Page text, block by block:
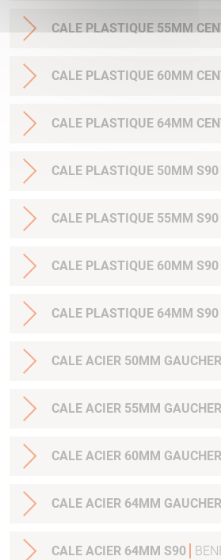
CALE PLASTIQUE 55MM
CALE PLASTIQUE 60MM
CALE PLASTIQUE 64MM
CALE PLASTIQUE 50MM
CALE PLASTIQUE 55MM
CALE PLASTIQUE 60MM
CALE PLASTIQUE 64MM
CALE ACIER 50MM
CALE ACIER 55MM
CALE ACIER 60MM
CALE ACIER 64MM
CALE ACIER 64MM S90